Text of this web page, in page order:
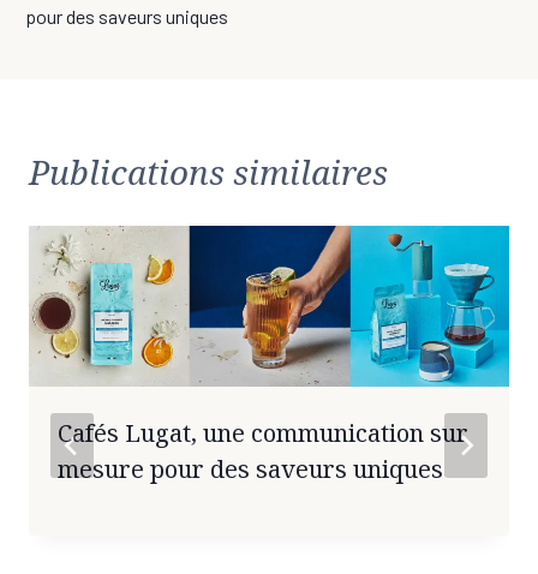
l’article
pour des saveurs uniques
Publications similaires
Cafés Lugat, une communication sur
mesure pour des saveurs uniques